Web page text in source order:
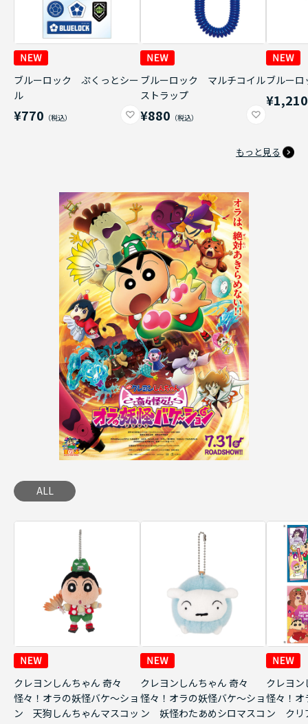
ブルーロック ぷくっとシー
ル
¥770
ブルーロック マルチコイル
ストラップ
¥880
ブルー
¥1,210
もっと見る
ALL
クレヨンしんちゃん 奇々
怪々！オラの妖怪バケ～ショ
ン 天狗しんちゃんマスコッ
クレヨンしんちゃん 奇々
怪々！オラの妖怪バケ～ショ
ン 妖怪わたあめシロマスコ
クレヨン
怪々！オ
ン クリ